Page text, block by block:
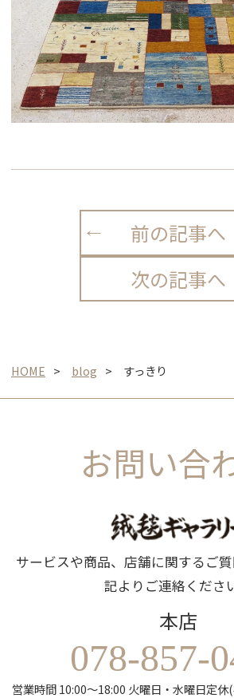
前の記事へ
次の記事へ
HOME blog すっきり
お問い合
サービスや商品、店舗に関するご
記よりご連絡くださ
本店
078-857-
営業時間 10:00～18:00 火曜日・水曜日定